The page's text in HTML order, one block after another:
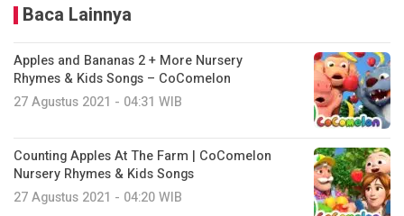
Baca Lainnya
Apples and Bananas 2 + More Nursery
Rhymes & Kids Songs – CoComelon
27 Agustus 2021 - 04:31 WIB
Counting Apples At The Farm | CoComelon
Nursery Rhymes & Kids Songs
27 Agustus 2021 - 04:20 WIB